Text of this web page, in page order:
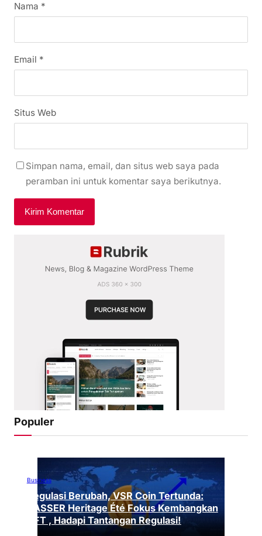
Nama *
Email *
Situs Web
Simpan nama, email, dan situs web saya pada
peramban ini untuk komentar saya berikutnya.
Populer
Business
Regulasi Berubah, VSR Coin Tertunda:
VASSER Heritage Été Fokus Kembangkan
NFT , Hadapi Tantangan Regulasi!